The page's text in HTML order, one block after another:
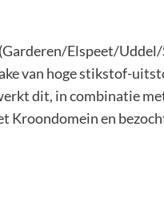
Elspeet/
van hoge stikstof-
dit, in combinatie
Kroondomein en